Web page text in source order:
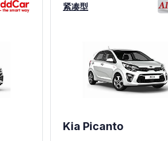
紧凑型
Kia Picanto